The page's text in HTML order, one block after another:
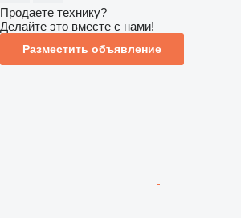
Продаете технику?
Делайте это вместе с нами!
Разместить объявление